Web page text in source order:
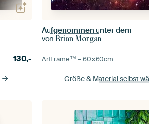
130,-
Aufgenommen unter dem
vonBrian Morgan
ArtFrame™ –60×60cm
Größe & Material selbst